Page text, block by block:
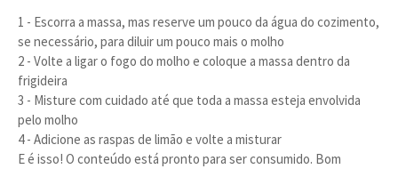
1 - Escorra a massa, mas reserve um pouco da água do cozimento,
se necessário, para diluir um pouco mais o molho
2 - Volte a ligar o fogo do molho e coloque a massa dentro da
frigideira
3 - Misture com cuidado até que toda a massa esteja envolvida
pelo molho
4 - Adicione as raspas de limão e volte a misturar
E é isso! O conteúdo está pronto para ser consumido. Bom